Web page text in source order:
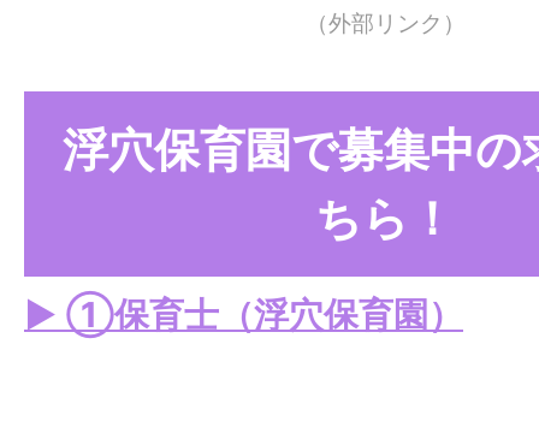
（外部リンク）
浮穴保育園で募集中の
ちら！
▶︎ ①保育士（浮穴保育園）